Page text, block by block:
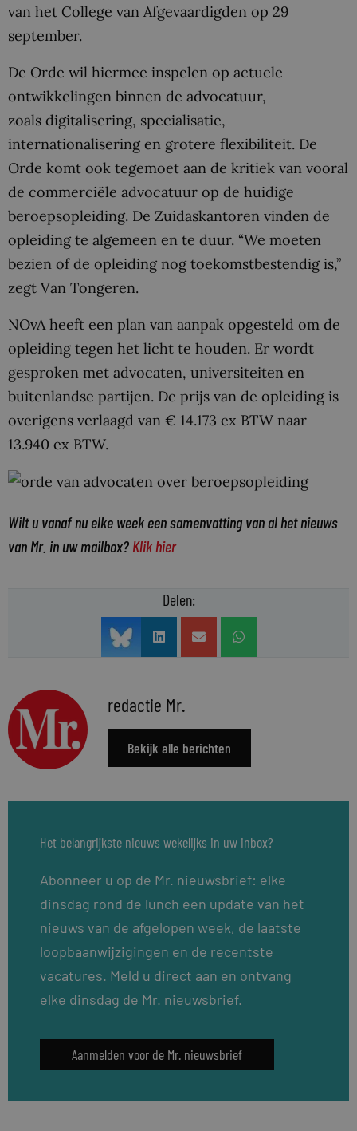
van het College van Afgevaardigden op 29
september.
De Orde wil hiermee inspelen op actuele
ontwikkelingen binnen de advocatuur,
zoals digitalisering, specialisatie,
internationalisering en grotere flexibiliteit. De
Orde komt ook tegemoet aan de kritiek van vooral
de commerciële advocatuur op de huidige
beroepsopleiding. De Zuidaskantoren vinden de
opleiding te algemeen en te duur. “We moeten
bezien of de opleiding nog toekomstbestendig is,”
zegt Van Tongeren.
NOvA heeft een plan van aanpak opgesteld om de
opleiding tegen het licht te houden. Er wordt
gesproken met advocaten, universiteiten en
buitenlandse partijen. De prijs van de opleiding is
overigens verlaagd van € 14.173 ex BTW naar
13.940 ex BTW.
Wilt u vanaf nu elke week een samenvatting van al het nieuws
van Mr. in uw mailbox? Klik hier
Delen:
redactie Mr.
Bekijk alle berichten
Het belangrijkste nieuws wekelijks in uw inbox?
Abonneer u op de Mr. nieuwsbrief: elke
dinsdag rond de lunch een update van het
nieuws van de afgelopen week, de laatste
loopbaanwijzigingen en de recentste
vacatures. Meld u direct aan en ontvang
elke dinsdag de Mr. nieuwsbrief.
Aanmelden voor de Mr. nieuwsbrief